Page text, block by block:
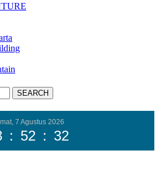
7 Agustus 2026
: 52 : 34